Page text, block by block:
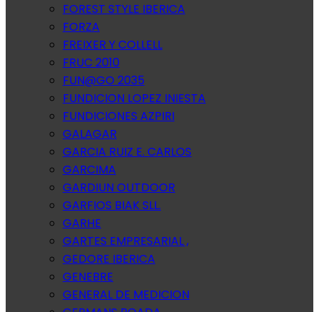
FOREST STYLE IBERICA
FORZA
FREIXER Y COLLELL
FRUC 2010
FUN@GO 2035
FUNDICION LOPEZ INIESTA
FUNDICIONES AZPIRI
GALAGAR
GARCIA RUIZ E. CARLOS
GARCIMA
GARDIUN OUTDOOR
GARFIOS BIAK SLL.
GARHE
GARTES EMPRESARIAL ,
GEDORE IBERICA
GENEBRE
GENERAL DE MEDICION